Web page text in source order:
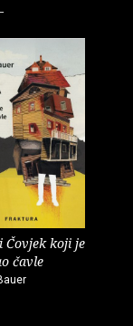
Čovjek koji je
čavle